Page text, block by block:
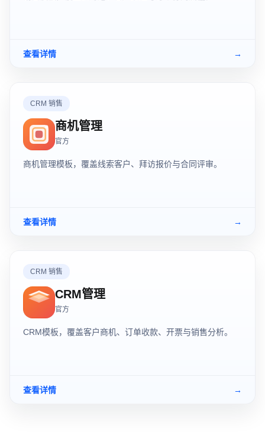
查看详情 →
CRM 销售
商机管理
官方
商机管理模板，覆盖线索客户、拜访报价与合同评审。
查看详情 →
CRM 销售
CRM管理
官方
CRM模板，覆盖客户商机、订单收款、开票与销售分析。
查看详情 →